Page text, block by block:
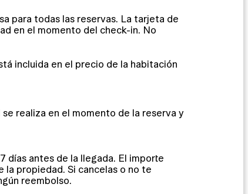
para todas las reservas. La tarjeta de
en el momento del check-in. No
incluida en el precio de la habitación
realiza en el momento de la reserva y
días antes de la llegada. El importe
la propiedad. Si cancelas o no te
reembolso.